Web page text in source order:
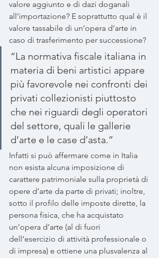
valore aggiunto e di dazi doganali
all’importazione? E soprattutto qual è il
valore tassabile di un’opera d’arte in
caso di trasferimento per successione?
“La normativa fiscale italiana in
materia di beni artistici appare
più favorevole nei confronti dei
privati collezionisti piuttosto
che nei riguardi degli operatori
del settore, quali le gallerie
d’arte e le case d’asta.”
Infatti si può affermare come in Italia
non esista alcuna imposizione di
carattere patrimoniale sulla proprietà di
opere d’arte da parte di privati; inoltre,
sotto il profilo delle imposte dirette, la
persona fisica, che ha acquistato
un’opera d’arte (al di fuori
dell’esercizio di attività professionale o
di impresa) e ottiene una plusvalenza al